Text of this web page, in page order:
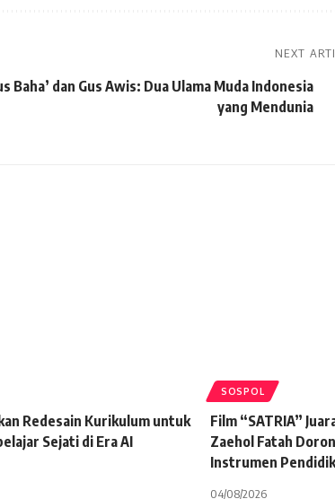
NEXT
Baha’ dan Gus Awis: Dua Ulama Muda Indonesia
yang Mendunia
Redesain Kurikulum untuk
Sejati di Era AI
SOSPOL
Film “SATRIA”
Zaehol Fatah
Instrumen
04/08/2026